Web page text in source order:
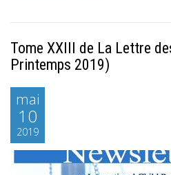
Tome XXIII de La Lettre
Printemps 2019)
mai
10
2019